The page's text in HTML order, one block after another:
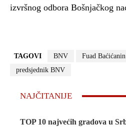
izvršnog odbora Bošnjačkog
TAGOVI BNV Fuad Baćićanin
predsjednik BNV
NAJČITANIJE
TOP 10 najvećih gradova u